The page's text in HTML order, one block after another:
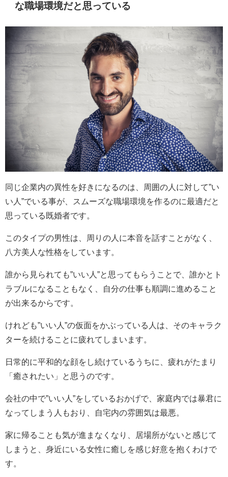
な職場環境だと思っている
同じ企業内の異性を好きになるのは、周囲の人に対して”い
い人”でいる事が、スムーズな職場環境を作るのに最適だと
思っている既婚者です。
このタイプの男性は、周りの人に本音を話すことがなく、
八方美人な性格をしています。
誰から見られても”いい人”と思ってもらうことで、誰かとト
ラブルになることもなく、自分の仕事も順調に進めること
が出来るからです。
けれども”いい人”の仮面をかぶっている人は、そのキャラク
ターを続けることに疲れてしまいます。
日常的に平和的な顔をし続けているうちに、疲れがたまり
「癒されたい」と思うのです。
会社の中で”いい人”をしているおかげで、家庭内では暴君に
なってしまう人もおり、自宅内の雰囲気は最悪。
家に帰ることも気が進まなくなり、居場所がないと感じて
しまうと、身近にいる女性に癒しを感じ好意を抱くわけで
す。